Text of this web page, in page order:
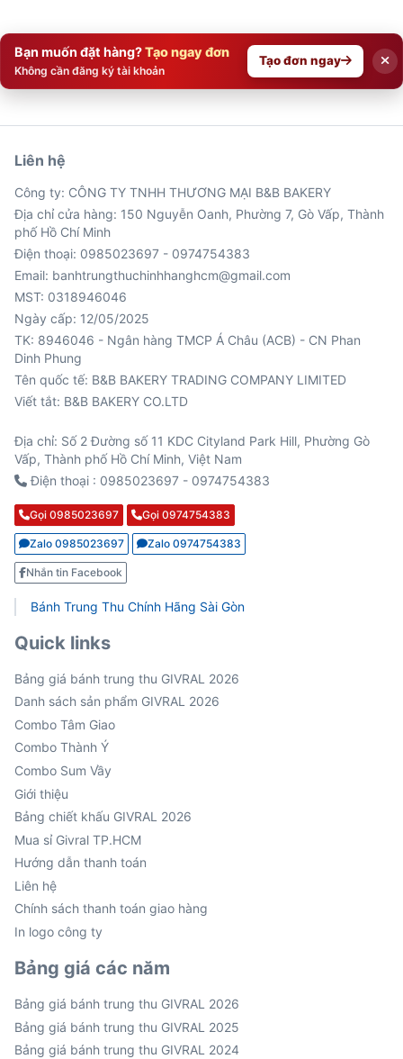
Bạn muốn đặt hàng?Tạo ngay đơn
Không cần đăng ký tài khoản
Tạo đơn ngay
Liên hệ
Công ty: CÔNG TY TNHH THƯƠNG MẠI B&B BAKERY
Địa chỉ cửa hàng: 150 Nguyễn Oanh, Phường 7, Gò Vấp, Thành
phố Hồ Chí Minh
Điện thoại: 0985023697 - 0974754383
Email: banhtrungthuchinhhanghcm@gmail.com
MST: 0318946046
Ngày cấp: 12/05/2025
TK: 8946046 - Ngân hàng TMCP Á Châu (ACB) - CN Phan
Viết tắt: B&B BAKERY CO.LTD
Địa chỉ: Số 2 Đường số 11 KDC Cityland Park Hill, Phường Gò
Vấp, Thành phố Hồ Chí Minh, Việt Nam
Điện thoại : 0985023697 - 0974754383
Gọi 0985023697 Gọi 0974754383
Zalo 0985023697 Zalo 0974754383
Nhắn tin Facebook
Bánh Trung Thu Chính Hãng Sài Gòn
Quick links
Bảng giá bánh trung thu GIVRAL 2026
Danh sách sản phẩm GIVRAL 2026
Combo Tâm Giao
Combo Thành Ý
Combo Sum Vầy
Giới thiệu
Bảng chiết khấu GIVRAL 2026
Mua sỉ Givral TP.HCM
Hướng dẫn thanh toán
Liên hệ
Chính sách thanh toán giao hàng
In logo công ty
Bảng giá các năm
Bảng giá bánh trung thu GIVRAL 2026
Bảng giá bánh trung thu GIVRAL 2025
Bảng giá bánh trung thu GIVRAL 2024